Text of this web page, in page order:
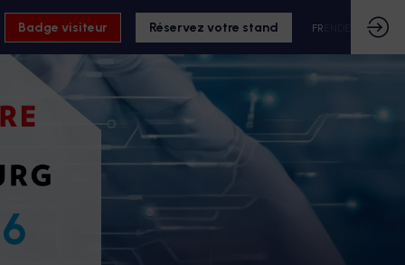
Badge visiteur Réservez votre stand FR